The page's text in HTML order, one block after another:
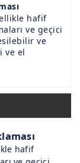
hafif
ve geçici
ve
ve el
hafif